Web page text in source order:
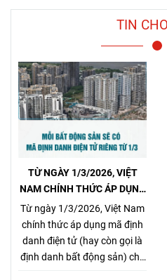
TIN
TỪ NGÀY 1/3/2026, VIỆT
NAM CHÍNH THỨC ÁP DỤNG
MÃ ĐỊNH DANH BẤT ĐỘNG
SẢN
Từ ngày 1/3/2026, Việt Nam
chính thức áp dụng mã định
danh điện tử (hay còn gọi là
định danh bất động sản) cho